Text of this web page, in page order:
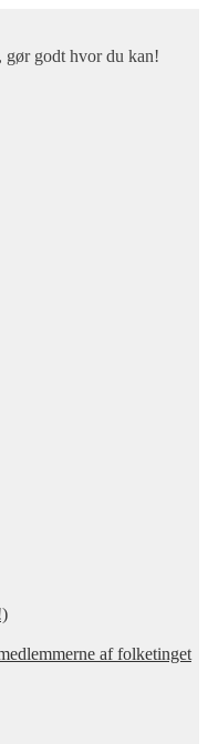
gør godt hvor du kan!
af folketinget